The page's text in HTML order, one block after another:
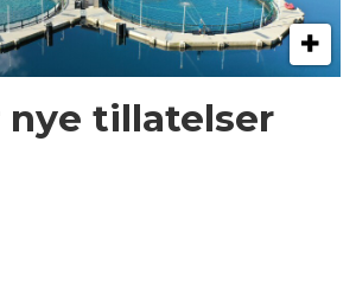
nye tillatelser